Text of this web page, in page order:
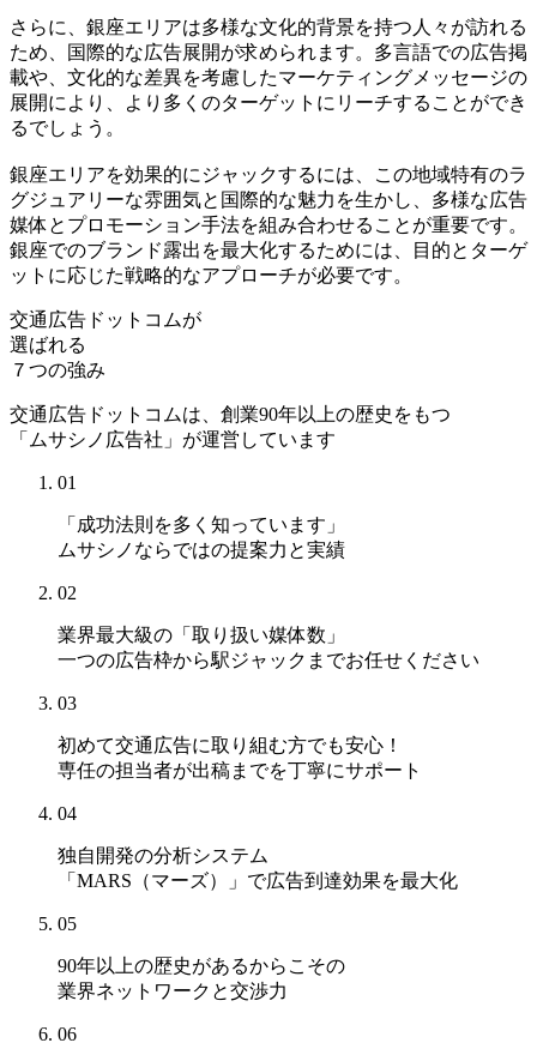
さらに、銀座エリアは多様な文化的背景を持つ人々が訪れる
ため、国際的な広告展開が求められます。多言語での広告掲
載や、文化的な差異を考慮したマーケティングメッセージの
展開により、より多くのターゲットにリーチすることができ
るでしょう。
銀座エリアを効果的にジャックするには、この地域特有のラ
グジュアリーな雰囲気と国際的な魅力を生かし、多様な広告
媒体とプロモーション手法を組み合わせることが重要です。
銀座でのブランド露出を最大化するためには、目的とターゲ
ットに応じた戦略的なアプローチが必要です。
交通広告ドットコムが
選ばれる
７つの強み
交通広告ドットコムは、創業90年以上の歴史をもつ
「ムサシノ広告社」が運営しています
01
「成功法則を多く知っています」
ムサシノならではの提案力と実績
02
業界最大級の「取り扱い媒体数」
一つの広告枠から駅ジャックまでお任せください
03
初めて交通広告に取り組む方でも安心！
専任の担当者が出稿までを丁寧にサポート
04
独自開発の分析システム
「MARS（マーズ）」 で広告到達効果を最大化
05
90年以上の歴史があるからこその
業界ネットワークと交渉力
06